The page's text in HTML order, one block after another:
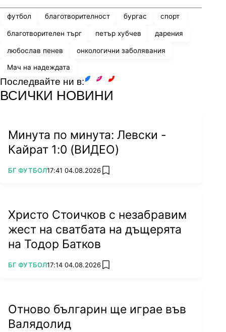
футбол благотворителност бургас спорт
благотворителен търг петър хубчев дарения
любослав пенев онкологични заболявания
Мач на надеждата
Последвайте ни в:
ВСИЧКИ НОВИНИ
Минута по минута: Левски -
Кайрат 1:0 (ВИДЕО)
ПОВЕЧЕ ОТ
БГ ФУТБОЛ17:41 04.08.2026 add favorites
Христо Стоичков с незабравим
жест на сватбата на дъщерята
на Тодор Батков
ПОВЕЧЕ ОТ
БГ ФУТБОЛ17:14 04.08.2026 add favorites
Отново българин ще играе във
Валядолид